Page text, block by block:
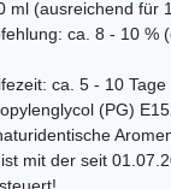
ml (ausreichend für
ca. 8 - 10 %
ca. 5 - 10
(PG)
mit der seit